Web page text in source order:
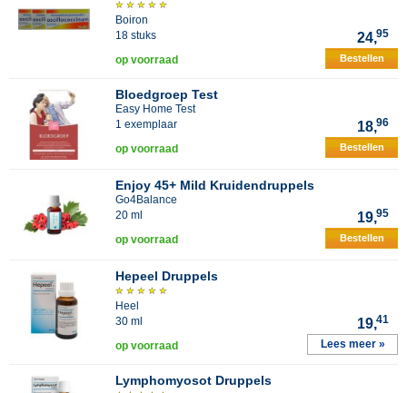
Boiron
18 stuks
24,95
op voorraad Bestellen
Bloedgroep Test
Easy Home Test
1 exemplaar
18,96
op voorraad Bestellen
Enjoy 45+ Mild Kruidendruppels
Go4Balance
20 ml
19,95
op voorraad Bestellen
Hepeel Druppels
Heel
30 ml
19,41
op voorraad Lees meer »
Lymphomyosot Druppels